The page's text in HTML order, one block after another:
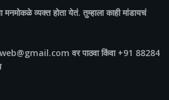
मनमोकळे व्यक्त होता येतं. तुम्हाला काही मांडायचं
वर पाठवा किंवा +91 88284